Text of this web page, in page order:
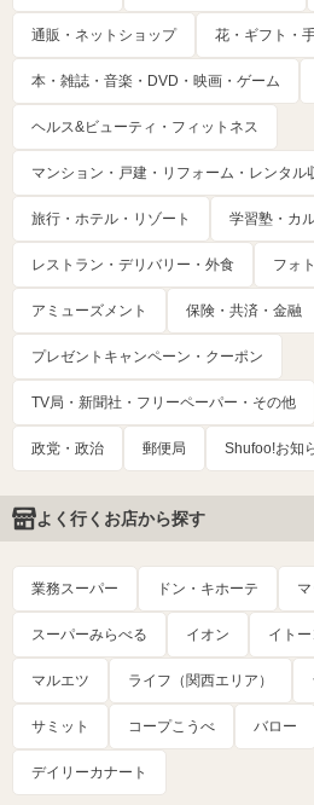
通販・ネットショップ 花・ギフト・
本・雑誌・音楽・DVD・映画・ゲーム
ヘルス&ビューティ・フィットネス
マンション・戸建・リフォーム・レンタル
旅行・ホテル・リゾート 学習塾・カ
レストラン・デリバリー・外食 フォ
アミューズメント 保険・共済・金融
プレゼントキャンペーン・クーポン
TV局・新聞社・フリーペーパー・その他
政党・政治 郵便局 Shufoo!お知
よく行くお店から探す
業務スーパー ドン・キホーテ
スーパーみらべる イオン イト
マルエツ ライフ（関西エリア）
サミット コープこうべ バロー
デイリーカナート